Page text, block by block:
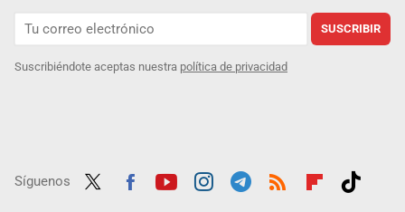
SUSCRIBIR
Suscribiéndote aceptas nuestra política de privacidad
Síguenos